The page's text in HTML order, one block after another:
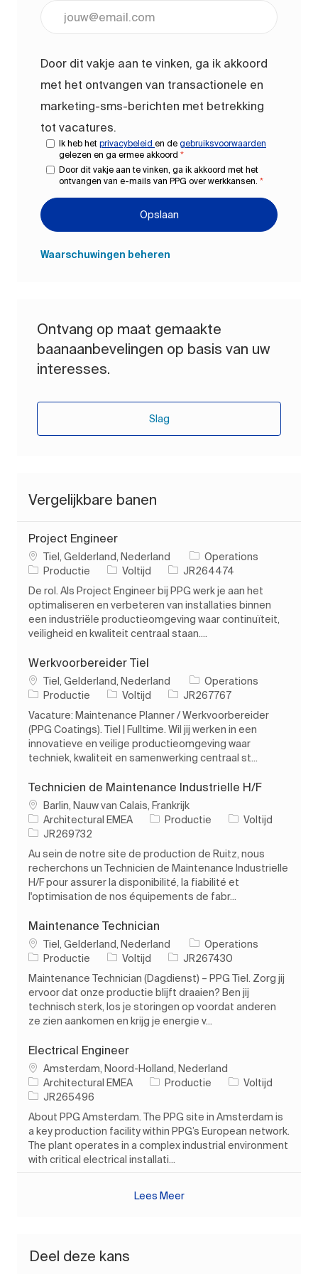
Door dit vakje aan te vinken, ga ik akkoord
met het ontvangen van transactionele en
marketing-sms-berichten met betrekking
tot vacatures.
Ik heb het privacybeleid en de gebruiksvoorwaarden
gelezen en ga ermee akkoord *
Door dit vakje aan te vinken, ga ik akkoord met het
ontvangen van e-mails van PPG over werkkansen. *
Opslaan
Waarschuwingen beheren
Ontvang op maat gemaakte
baanaanbevelingen op basis van uw
interesses.
Slag
Vergelijkbare banen
Project Engineer
PlaatsTiel, Gelderland, Nederland
Operations
Categorie
Productie Soort baan
Voltijd Taak-ID
JR264474
De rol. Als Project Engineer bij PPG werk je aan het
optimaliseren en verbeteren van installaties binnen
een industriële productieomgeving waar continuïteit,
veiligheid en kwaliteit centraal staan....
Werkvoorbereider Tiel
PlaatsTiel, Gelderland, Nederland
Operations
Categorie
Productie Soort baan
Voltijd Taak-ID
JR267767
Vacature: Maintenance Planner / Werkvoorbereider
(PPG Coatings). Tiel | Fulltime. Wil jij werken in een
innovatieve en veilige productieomgeving waar
techniek, kwaliteit en samenwerking centraal st...
Technicien de Maintenance Industrielle H/F
PlaatsBarlin, Nauw van Calais, Frankrijk
Architectural EMEA
Categorie
Productie Soort baan
Voltijd
Taak-ID
JR269732
Au sein de notre site de production de Ruitz, nous
recherchons un Technicien de Maintenance Industrielle
H/F pour assurer la disponibilité, la fiabilité et
l'optimisation de nos équipements de fabr...
Maintenance Technician
PlaatsTiel, Gelderland, Nederland
Operations
Categorie
Productie Soort baan
Voltijd Taak-ID
JR267430
Maintenance Technician (Dagdienst) – PPG Tiel. Zorg jij
ervoor dat onze productie blijft draaien? Ben jij
technisch sterk, los je storingen op voordat anderen
ze zien aankomen en krijg je energie v...
Electrical Engineer
PlaatsAmsterdam, Noord-Holland, Nederland
Architectural EMEA
Categorie
Productie Soort baan
Voltijd
Taak-ID
JR265496
About PPG Amsterdam. The PPG site in Amsterdam is
a key production facility within PPG’s European network.
The plant operates in a complex industrial environment
with critical electrical installati...
Lees Meer
Deel deze kans